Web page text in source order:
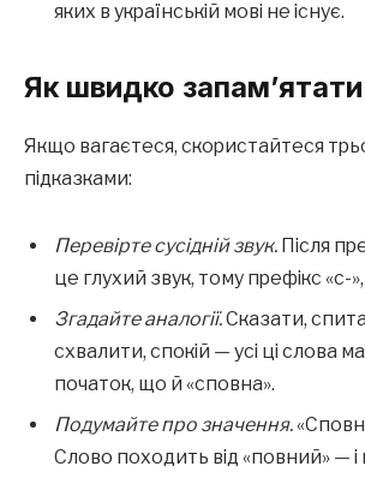
яких в українській мові не існує.
Як швидко
Якщо вагаєтеся, скористайтеся
підказками:
Перевірте сусідній звук. Після
це глухий звук, тому префікс «с-
Згадайте аналогії.Сказати,
схвалити, спокій — усі ці слова
початок, що й «сповна».
Подумайте про значення.
Слово походить від «повний» —